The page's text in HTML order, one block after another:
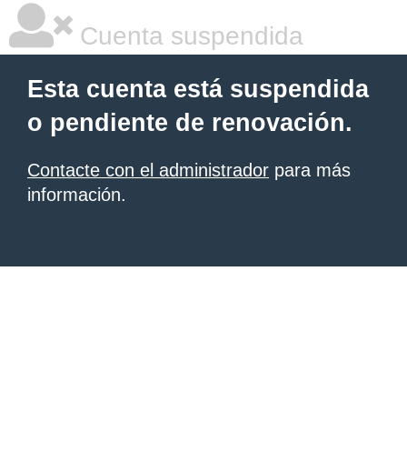
Cuenta suspendida
Esta cuenta está suspendida
o pendiente de renovación.
Contacte con el administrador para más
información.